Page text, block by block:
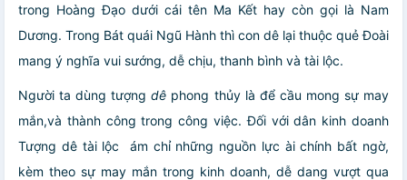
trong Hoàng Đạo dưới cái tên Ma Kết hay còn gọi là Nam
Dương. Trong Bát quái Ngũ Hành thì con dê lại thuộc quẻ Đoài
mang ý nghĩa vui sướng, dễ chịu, thanh bình và tài lộc.
Người ta dùng tượngdê phong thủy là để cầu mong sự may
mắn,và thành công trong công việc. Đối với dân kinh doanh
Tượng dê tài lộc ám chỉ những nguồn lực ài chính bất ngờ,
kèm theo sự may mắn trong kinh doanh, dễ dang vượt qua